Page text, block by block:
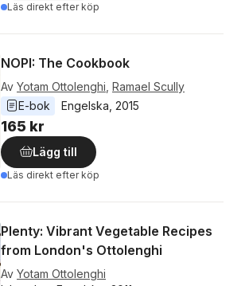
Läs direkt efter köp
NOPI: The Cookbook
Av Yotam Ottolenghi Ramael Scully
E-bok
Engelska 2015
165 kr
Lägg till
Läs direkt efter köp
Plenty: Vibrant Vegetable Recipes
from London's Ottolenghi
Av Yotam Ottolenghi